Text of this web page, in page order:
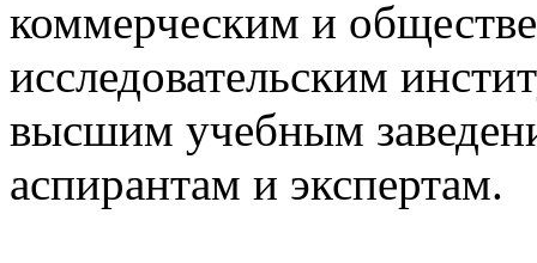
коммерческим и
исследовательским
высшим учебным
аспирантам и экспертам.